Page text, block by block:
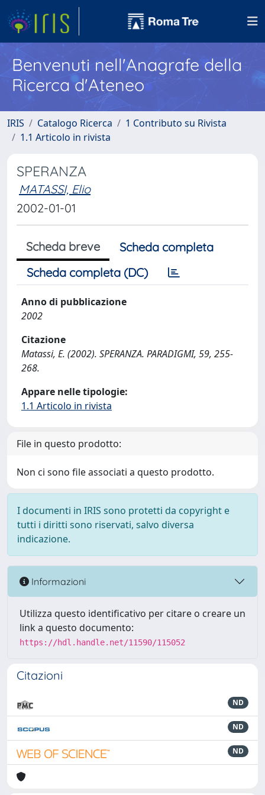
Benvenuti nell'Anagrafe della
Ricerca d'Ateneo
IRIS Catalogo Ricerca
1 Contributo su Rivista
1.1 Articolo in rivista
SPERANZA
MATASSI, Elio
2002-01-01
Scheda breve
Scheda completa
Scheda completa (DC)
Anno di pubblicazione
2002
Citazione
Matassi, E. (2002). SPERANZA. PARADIGMI, 59, 255-
268.
Appare nelle tipologie:
1.1 Articolo in rivista
File in questo prodotto:
Non ci sono file associati a questo prodotto.
I documenti in IRIS sono protetti da copyright e
tutti i diritti sono riservati, salvo diversa
indicazione.
Informazioni
Utilizza questo identificativo per citare o creare un
link a questo documento:
https://hdl.handle.net/11590/115052
Citazioni
ND
ND
ND